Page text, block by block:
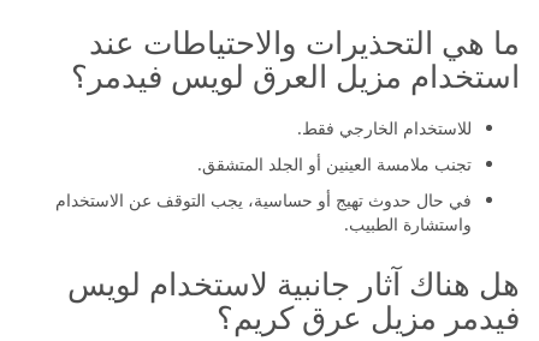
ما هي التحذيرات والاحتياطات عند
استخدام مزيل العرق لويس فيدمر؟
للاستخدام الخارجي فقط.
تجنب ملامسة العينين أو الجلد المتشقق.
في حال حدوث تهيج أو حساسية، يجب التوقف عن الاستخدام
واستشارة الطبيب.
هل هناك آثار جانبية لاستخدام لويس
فيدمر مزيل عرق كريم؟